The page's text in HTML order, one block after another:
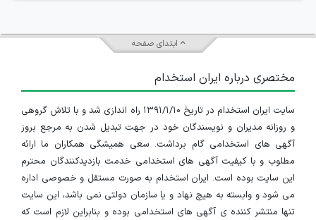
ابتدای صفحه
مختصری درباره ایران استخدام
سایت ایران استخدام در تاریخ ۱۳۹۱/۱/۱۰ راه اندازی شد و با تلاش گروهی
و روزانه مدیران و نویسندگان خود در جهت تبدیل شدن به مرجع بروز
آگهی های استخدامی گام برداشت. سعی همیشگی همکاران ما ارائه
مطلوب و با کیفیت آگهی های استخدامی خدمت بازدیدکنندگان محترم
این سایت بوده است. ایران استخدام به صورت مستقل و خصوصی اداره
می شود و وابسته به هیچ نهاد و یا سازمان دولتی نمی باشد، این سایت
تنها منتشر کننده ی آگهی های استخدامی بوده و بنابراین لازم است که